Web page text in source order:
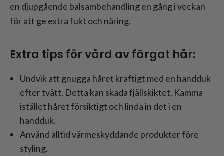
en djupgående balsambehandling en gång i veckan
för att ge extra fukt och näring.
Extra tips för vård av färgat hår:
Undvik att gnugga håret kraftigt med en handduk
efter tvätt. Detta kan skada fjällskiktet. Kamma
istället håret försiktigt och linda in det i en
handduk.
Använd alltid värmeskyddande produkter före
styling.